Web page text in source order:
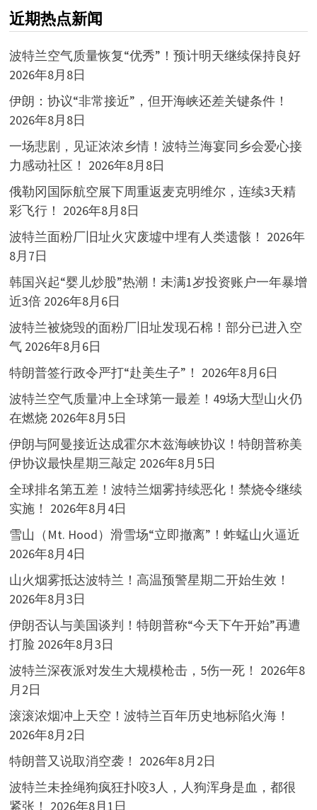
近期热点新闻
波特兰空气质量恢复“优秀”！预计明天继续保持良好
2026年8月8日
伊朗：协议“非常接近”，但开海峡还差关键条件！
2026年8月8日
一场悲剧，见证浓浓乡情！波特兰海宴同乡会爱心接
力感动社区！ 2026年8月8日
俄勒冈国际航空展下周重返麦克明维尔，连续3天精
彩飞行！ 2026年8月8日
波特兰面粉厂旧址火灾废墟中埋有人类遗骸！ 2026年
8月7日
韩国兴起“婴儿炒股”热潮！未满1岁投资账户一年暴增
近3倍 2026年8月6日
波特兰被烧毁的面粉厂旧址发现石棉！部分已进入空
气 2026年8月6日
特朗普签行政令严打“赴美生子”！ 2026年8月6日
波特兰空气质量冲上全球第一最差！49场大型山火仍
在燃烧 2026年8月5日
伊朗与阿曼接近达成霍尔木兹海峡协议！特朗普称美
伊协议最快星期三敲定 2026年8月5日
全球排名第五差！波特兰烟雾持续恶化！禁烧令继续
实施！ 2026年8月4日
雪山（Mt. Hood）滑雪场“立即撤离”！蚱蜢山火逼近
2026年8月4日
山火烟雾抵达波特兰！高温预警星期二开始生效！
2026年8月3日
伊朗否认与美国谈判！特朗普称“今天下午开始”再遭
打脸 2026年8月3日
波特兰深夜派对发生大规模枪击，5伤一死！ 2026年8
月2日
滚滚浓烟冲上天空！波特兰百年历史地标陷火海！
2026年8月2日
特朗普又说取消空袭！ 2026年8月2日
波特兰未拴绳狗疯狂扑咬3人，人狗浑身是血，都很
紧张！ 2026年8月1日